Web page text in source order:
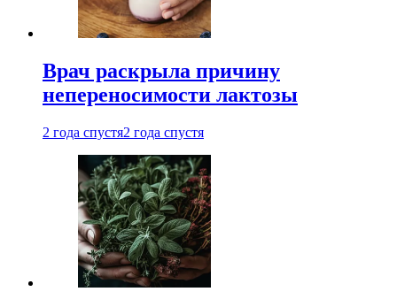
Врач раскрыла причину
непереносимости лактозы
2 года спустя2 года спустя